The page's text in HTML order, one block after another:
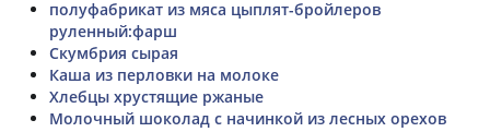
полуфабрикат из мяса цыплят-бройлеров
руленный:фарш
Скумбрия сырая
Каша из перловки на молоке
Хлебцы хрустящие ржаные
Молочный шоколад с начинкой из лесных орехов